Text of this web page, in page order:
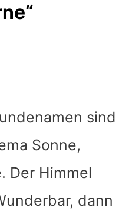
sind
Sonne,
Der Himmel
dann